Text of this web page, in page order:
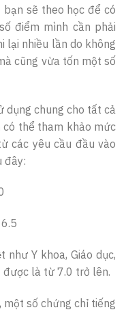
sẽ theo học để có
điểm mình cần phải
lại nhiều lần do không
cũng vừa tốn một số
dụng chung cho tất cả
thể tham khảo mức
các yêu cầu đầu vào
đây:
Y khoa, Giáo dục,
là từ 7.0 trở lên.
một số chứng chỉ tiếng